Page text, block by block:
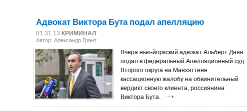
Адвокат Виктора Бута подал апелляцию
01.31.13 КРИМИНАЛ
Автор: Александр Грант
Вчера нью-йоркский адвокат Альберт Даян
подал в федеральный Апелляционный суд
Второго округа на Манхэттене
кассационную жалобу на обвинительный
вердикт своего клиента, россиянина
Виктора Бута.